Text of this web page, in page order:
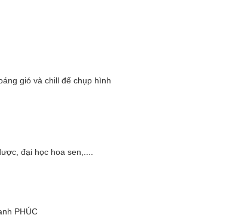
gió và chill để chụp hình
đại học hoa sen,....
PHÚC